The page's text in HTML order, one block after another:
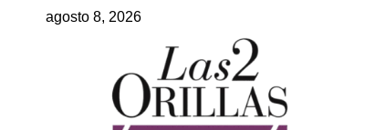
agosto 8, 2026